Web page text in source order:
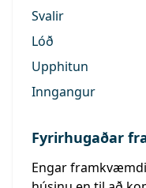
Svalir
Lóð
Upphitun
Inngangur
Fyrirhugaðar
Engar